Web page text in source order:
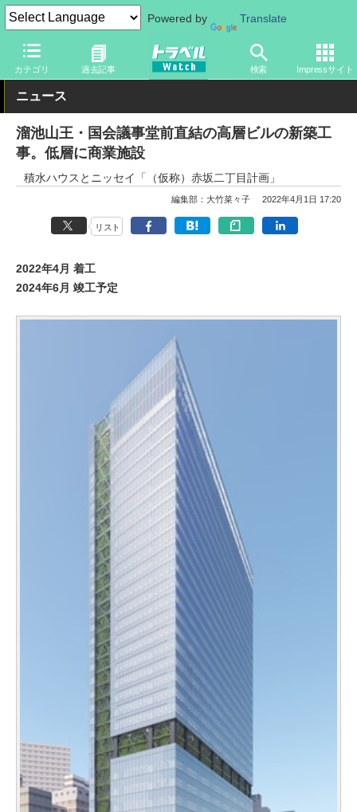
Powered by Translate
カテゴリ 過去記事 検索 Impressサイト
トラベル Watch 地域 国内旅行 東京
ニュース
溜池山王・国会議事堂前直結の高層ビルの新築工
事。低層に商業施設
積水ハウスとニッセイ「（仮称）赤坂二丁目計画」
編集部：大竹菜々子 2022年4月1日 17:20
リスト
2022年4月 着工
2024年6月 竣工予定